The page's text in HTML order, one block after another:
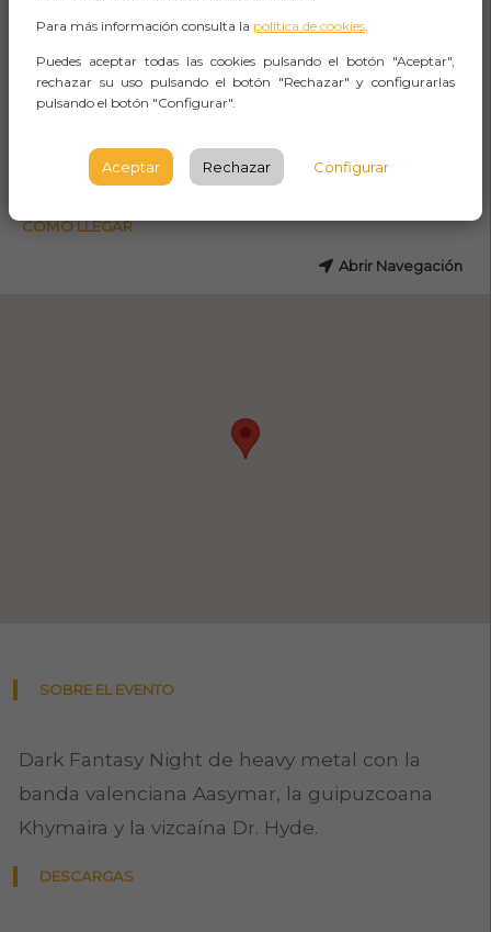
SOBRE EL EVENTO
Dark Fantasy Night de heavy metal con la
banda valenciana Aasymar, la guipuzcoana
Khymaira y la vizcaína Dr. Hyde.
DESCARGAS
Ballonti Auzoa, 23, 48920 Portugalete,
BILBAO
CÓMO LLEGAR
Abrir Navegación
Para más información consulta la política de cookies.
Puedes aceptar todas las cookies pulsando el botón "Aceptar",
rechazar su uso pulsando el botón "Rechazar" y configurarlas
pulsando el botón "Configurar".
Aceptar Rechazar Configurar